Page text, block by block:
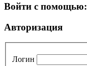
Войти с помощью:
Авторизация
Логин